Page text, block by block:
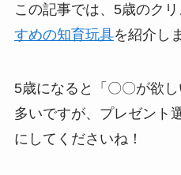
この記事では、5歳のク
すめの知育玩具を紹介し
5歳になると「〇〇が欲
多いですが、プレゼント
にしてくださいね！